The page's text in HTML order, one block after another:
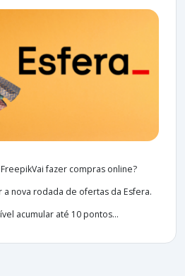
fazer compras online?
a nova rodada de ofertas da Esfera.
acumular até 10 pontos...